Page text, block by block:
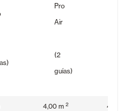
Pro
Air
(2
guías)
4,00 m 2
4,00 m